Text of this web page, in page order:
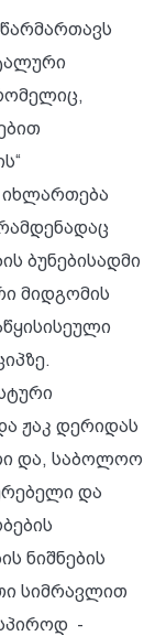
იხლართება
ბუნებისადმი
მიდგომის
ჟაკ დერიდას
და, საბოლოო
და
ნიშნების
სიმრავლით
-